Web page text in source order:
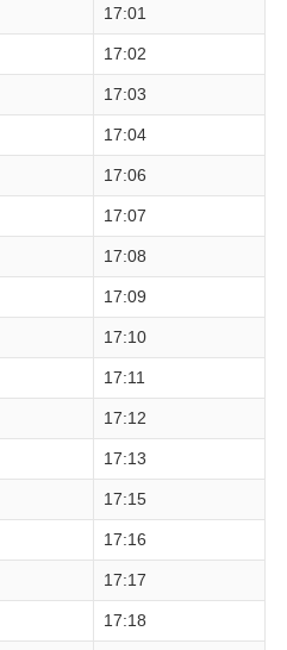
17:01
17:02
17:03
17:04
17:06
17:07
17:08
17:09
17:10
17:11
17:12
17:13
17:15
17:16
17:17
17:18